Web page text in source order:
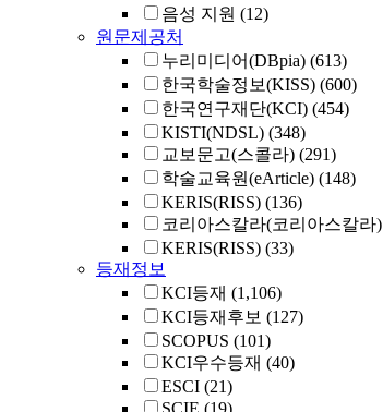
음성 지원 (12)
원문제공처
누리미디어(DBpia) (613)
한국학술정보(KISS) (600)
한국연구재단(KCI) (454)
KISTI(NDSL) (348)
교보문고(스콜라) (291)
학술교육원(eArticle) (148)
KERIS(RISS) (136)
코리아스칼라(코리아스칼라)
KERIS(RISS) (33)
등재정보
KCI등재 (1,106)
KCI등재후보 (127)
SCOPUS (101)
KCI우수등재 (40)
ESCI (21)
SCIE (19)